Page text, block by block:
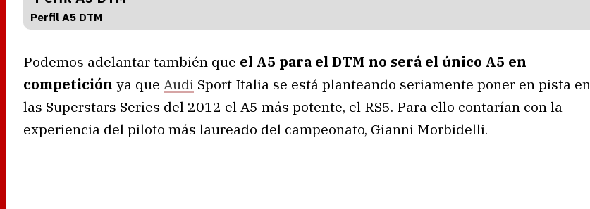
Perfil A5 DTM
Podemos adelantar también que el A5 para el DTM no será el único A5 en
competición ya que Audi Sport Italia se está planteando seriamente poner en pista en
las Superstars Series del 2012 el A5 más potente, el RS5. Para ello contarían con la
experiencia del piloto más laureado del campeonato, Gianni Morbidelli.